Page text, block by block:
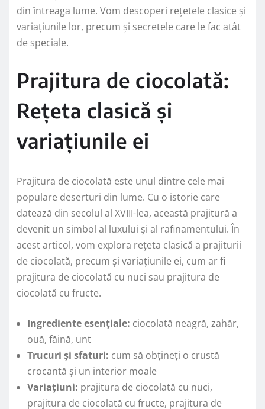
din întreaga lume. Vom descoperi rețetele clasice și
variațiunile lor, precum și secretele care le fac atât
de speciale.
Prajitura de ciocolată:
Rețeta clasică și
variațiunile ei
Prajitura de ciocolată este unul dintre cele mai
populare deserturi din lume. Cu o istorie care
datează din secolul al XVIII-lea, această prajitură a
devenit un simbol al luxului și al rafinamentului. În
acest articol, vom explora rețeta clasică a prajiturii
de ciocolată, precum și variațiunile ei, cum ar fi
prajitura de ciocolată cu nuci sau prajitura de
ciocolată cu fructe.
Ingrediente esențiale: ciocolată neagră, zahăr,
ouă, făină, unt
Trucuri și sfaturi: cum să obțineți o crustă
crocantă și un interior moale
Variațiuni: prajitura de ciocolată cu nuci,
prajitura de ciocolată cu fructe, prajitura de